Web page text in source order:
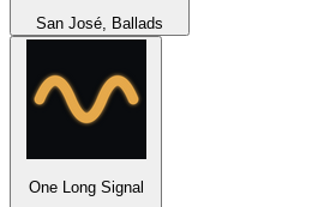
San José, Ballads
One Long Signal